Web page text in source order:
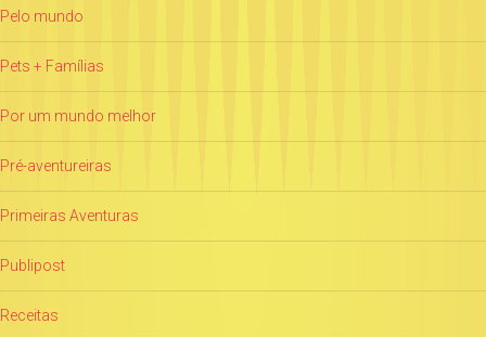
Pelo mundo
Pets + Famílias
Por um mundo melhor
Pré-aventureiras
Primeiras Aventuras
Publipost
Receitas